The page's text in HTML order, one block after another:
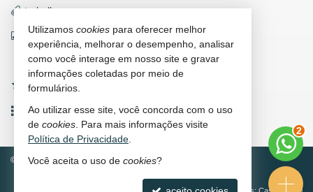
trabalhe conosco
indicadores financeiros
cadastre seu imóvel
imóveis favoritos
mapa de imóveis
© 2026 CRECI/SC 9671-J Política de Privacidade
2
Utilizamos cookies para oferecer melhor
experiência, melhorar o desempenho, analisar
como você interage em nosso site e gravar
informações coletadas por meio de
formulários.
Ao utilizar esse site, você concorda com o uso
de cookies . Para mais informações visite
Política de Privacidade
Você aceita o uso de cookies?